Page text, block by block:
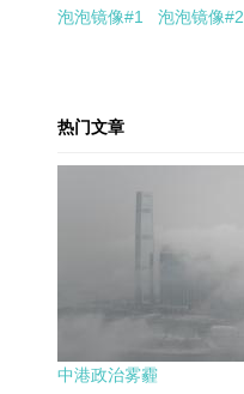
泡泡镜像#1 泡泡镜像#2
热门文章
中港政治雾霾